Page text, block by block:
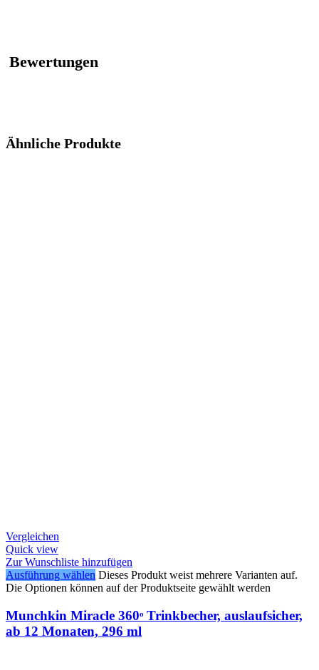
Bewertungen
Ähnliche Produkte
Vergleichen
Quick view
Zur Wunschliste hinzufügen
Ausführung wählen Dieses Produkt weist mehrere Varianten auf.
Die Optionen können auf der Produktseite gewählt werden
Munchkin Miracle 360ᵒ Trinkbecher, auslaufsicher,
ab 12 Monaten, 296 ml